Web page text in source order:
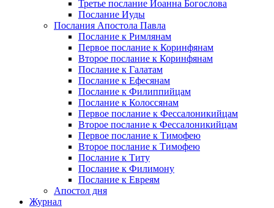
Третье послание Иоанна Богослова
Послание Иуды
Послания Апостола Павла
Послание к Римлянам
Первое послание к Коринфянам
Второе послание к Коринфянам
Послание к Галатам
Послание к Ефесянам
Послание к Филиппийцам
Послание к Колоссянам
Первое послание к Фессалоникийцам
Второе послание к Фессалоникийцам
Первое послание к Тимофею
Второе послание к Тимофею
Послание к Титу
Послание к Филимону
Послание к Евреям
Апостол дня
Журнал